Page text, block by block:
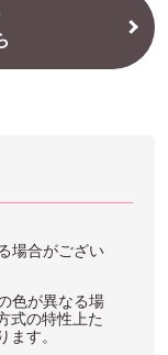
場合がござい
色が異なる場
式の特性上た
す。